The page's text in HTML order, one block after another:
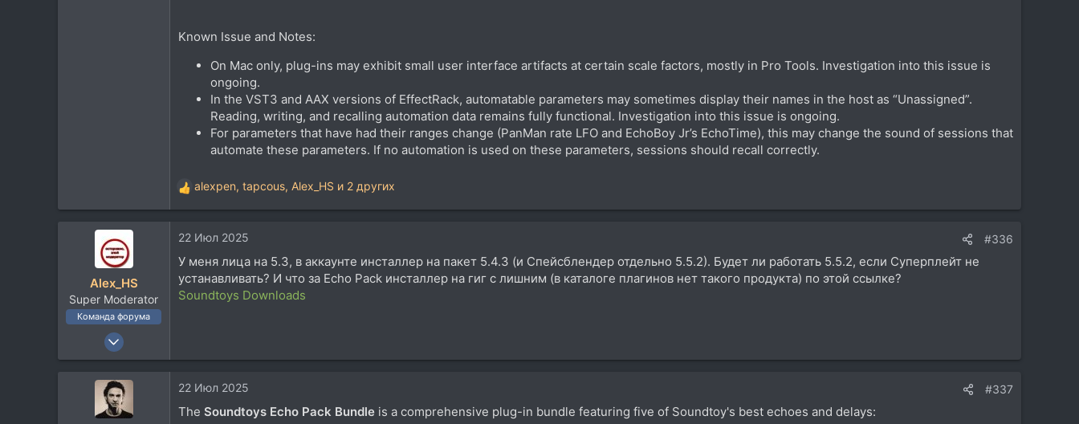
Known Issue and Notes:
On Mac only, plug-ins may exhibit small user interface artifacts at certain scale factors, mostly in Pro Tools. Investigation into this issue is
ongoing.
In the VST3 and AAX versions of EffectRack, automatable parameters may sometimes display their names in the host as “Unassigned”.
Reading, writing, and recalling automation data remains fully functional. Investigation into this issue is ongoing.
For parameters that have had their ranges change (PanMan rate LFO and EchoBoy Jr’s EchoTime), this may change the sound of sessions that
automate these parameters. If no automation is used on these parameters, sessions should recall correctly.
Р
е
к
и
и
:
alexpen, tapcous, Alex_HS и 2 других
Alex_HS
Super Moderator
Команда форума
19 Ноя 2002
21.717
33.739
22 Июл 2025 #336
У меня лица на 5.3, в аккаунте инсталлер на пакет 5.4.3 (и Спейсблендер отдельно 5.5.2). Будет ли работать 5.5.2, если Суперплейт не
устанавливать? И что за Echo Pack инсталлер на гиг с лишним (в каталоге плагинов нет такого продукта) по этой ссылке?
Soundtoys Downloads
22 Июл 2025 #337
The Soundtoys Echo Pack Bundle is a comprehensive plug-in bundle featuring five of Soundtoy's best echoes and delays: